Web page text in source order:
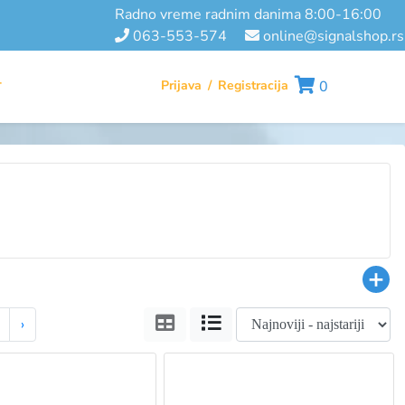
radno vreme radnim danima 8:00-16:00
063-553-574
online@signalshop.rs
Prijava / Registracija 0
› TabelaLista